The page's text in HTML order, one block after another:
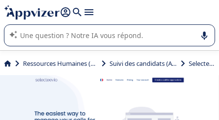
répondre (plusieurs lignes avec
L'IA de Appvizer vous guide dans l'utilisation ou la sélection de
logiciel SaaS en entreprise.
Ressources Humaines (RH) Suivi des candidats (ATS) Selecteev